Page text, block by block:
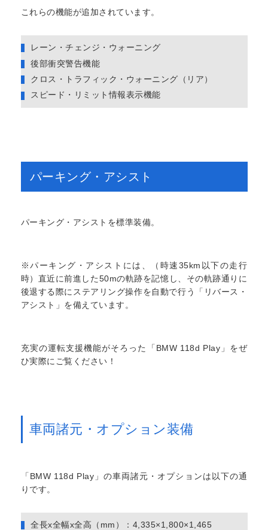
これらの機能が追加されています。
レーン・チェンジ・ウォーニング
後部衝突警告機能
クロス・トラフィック・ウォーニング（リア）
スピード・リミット情報表示機能
パーキング・アシスト
パーキング・アシストを標準装備。
※パーキング・アシストには、（時速35km以下の走行
時）直近に前進した50mの軌跡を記憶し、その軌跡通りに
後退する際にステアリング操作を自動で行う「リバース・
アシスト」を備えています。
充実の運転支援機能がそろった「BMW 118d Play」をぜ
ひ実際にご覧ください！
車両諸元・オプション装備
「BMW 118d Play」の車両諸元・オプションは以下の通
りです。
全長x全幅x全高（mm）：4,335×1,800×1,465